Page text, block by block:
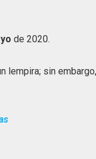
de 2020.
lempira; sin